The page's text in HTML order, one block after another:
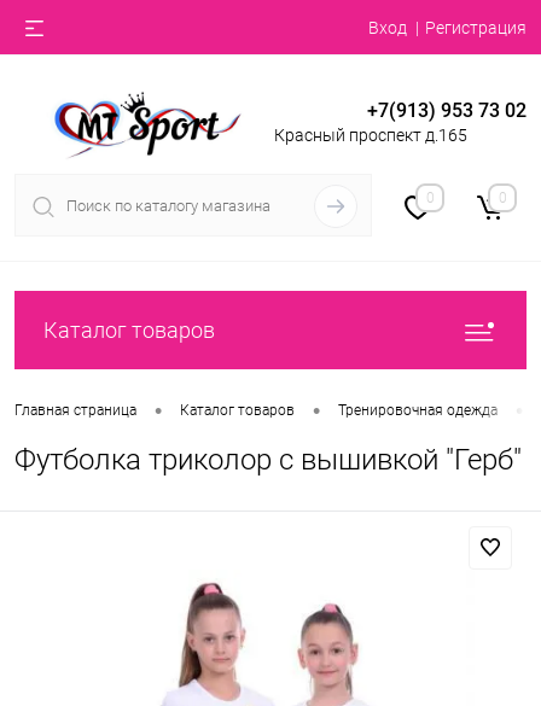
Вход Регистрация
+7(913) 953 73 02
Красный проспект д.165
0 0
Каталог товаров
Главная страница • Каталог товаров • Тренировочная одежда
Футболка триколор с вышивкой "Герб"